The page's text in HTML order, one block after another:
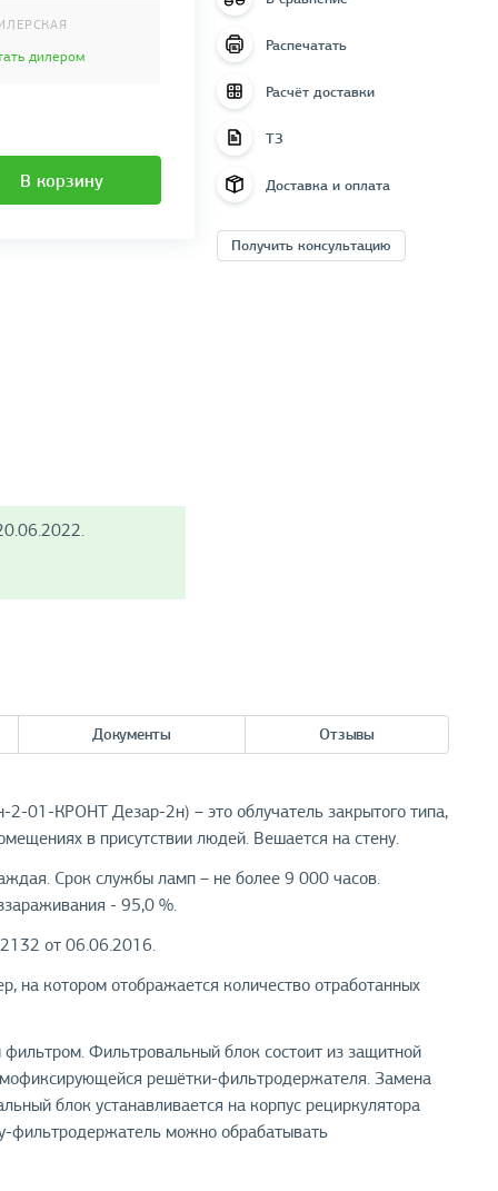
дилером
В корзину
Распечатать
Расчёт доставки
ТЗ
Доставка и оплата
Получить консультацию
Документы Отзывы
01-КРОНТ Дезар-2н) – это облучатель закрытого типа,
в присутствии людей. Вешается на стену.
Срок службы ламп – не более 9 000 часов.
- 95,0 %.
от 06.06.2016.
на котором отображается количество отработанных
Фильтровальный блок состоит из защитной
решётки-фильтродержателя. Замена
блок устанавливается на корпус рециркулятора
фильтродержатель можно обрабатывать